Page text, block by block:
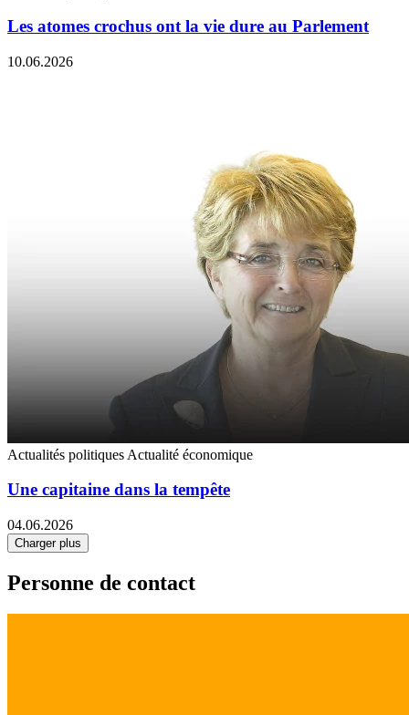
Les atomes crochus ont la vie dure au Parlement
10.06.2026
Actualités politiques Actualité économique
Une capitaine dans la tempête
04.06.2026
Charger plus
Personne de contact